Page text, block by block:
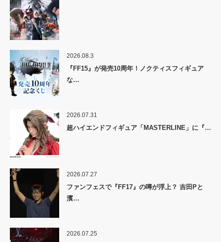
2026.08.3
『FF15』が発売10周年！ノクティスフィギュア
な…
2026.07.31
超ハイエンドフィギュア「MASTERLINE」に『…
2026.07.27
ファンフェスで『FF17』の噂が浮上？ 吉田Pと
濱…
2026.07.25